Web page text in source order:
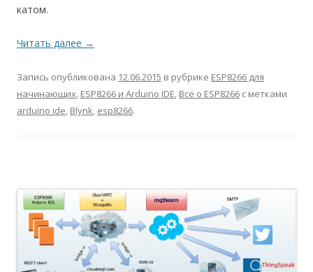
катом.
Читать далее →
Запись опубликована 12.06.2015 в рубрике ESP8266 для
начинающих, ESP8266 и Arduino IDE, Все о ESP8266 с метками
arduino ide, Blynk, esp8266.